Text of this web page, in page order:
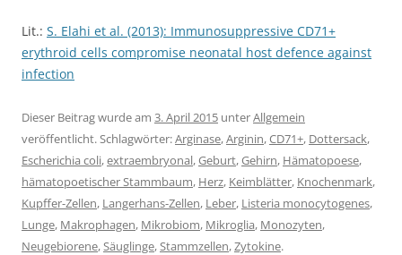
Lit.: S. Elahi et al. (2013): Immunosuppressive CD71+
erythroid cells compromise neonatal host defence against
infection
Dieser Beitrag wurde am 3. April 2015 unterAllgemein
veröffentlicht. Schlagwörter:Arginase,Arginin,CD71+, Dottersack,
Escherichia coli,extraembryonal,Geburt,Gehirn, Hämatopoese,
hämatopoetischer Stammbaum, Herz, Keimblätter, Knochenmark,
Kupffer-Zellen, Langerhans-Zellen, Leber, Listeria monocytogenes,
Lunge, Makrophagen, Mikrobiom, Mikroglia, Monozyten,
Neugebiorene,Säuglinge,Stammzellen,Zytokine.